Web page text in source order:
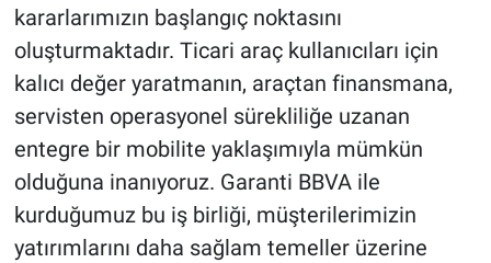
kararlarımızın başlangıç noktasını
oluşturmaktadır. Ticari araç kullanıcıları için
kalıcı değer yaratmanın, araçtan finansmana,
servisten operasyonel sürekliliğe uzanan
entegre bir mobilite yaklaşımıyla mümkün
olduğuna inanıyoruz. Garanti BBVA ile
kurduğumuz bu iş birliği, müşterilerimizin
yatırımlarını daha sağlam temeller üzerine